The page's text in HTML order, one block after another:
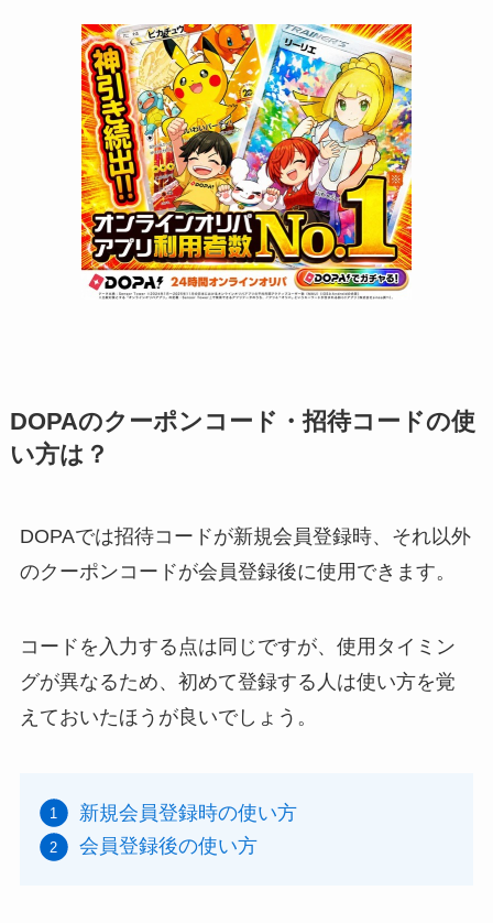
DOPAのクーポンコード・招待コードの使
い方は？
DOPAでは招待コードが新規会員登録時、それ以外
のクーポンコードが会員登録後に使用できます。
コードを入力する点は同じですが、使用タイミン
グが異なるため、初めて登録する人は使い方を覚
えておいたほうが良いでしょう。
新規会員登録時の使い方
会員登録後の使い方